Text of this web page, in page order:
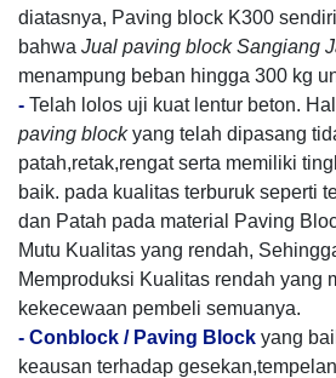
diatasnya, Paving block K300
bahwa Jual paving block Sangiang
menampung beban hingga 300 kg
- Telah lolos uji kuat lentur beton.
paving blockyang telah dipasang
patah,retak,rengat serta memiliki
baik. pada kualitas terburuk seperti
dan Patah pada material Paving
Mutu Kualitas yang rendah,
Memproduksi Kualitas rendah yang
kekecewaan pembeli semuanya.
- Conblock / Paving Block yang
keausan terhadap